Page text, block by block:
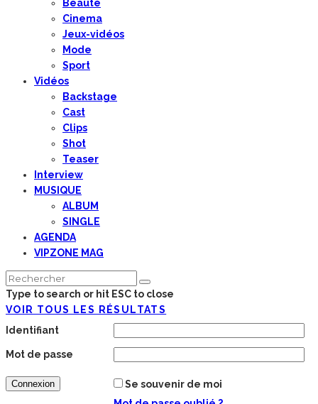
Beauté
Cinema
Jeux-vidéos
Mode
Sport
Vidéos
Backstage
Cast
Clips
Shot
Teaser
Interview
MUSIQUE
ALBUM
SINGLE
AGENDA
VIPZONE MAG
Type to search or hit ESC to close
VOIR TOUS LES RÉSULTATS
Identifiant
Mot de passe
Se souvenir de moi